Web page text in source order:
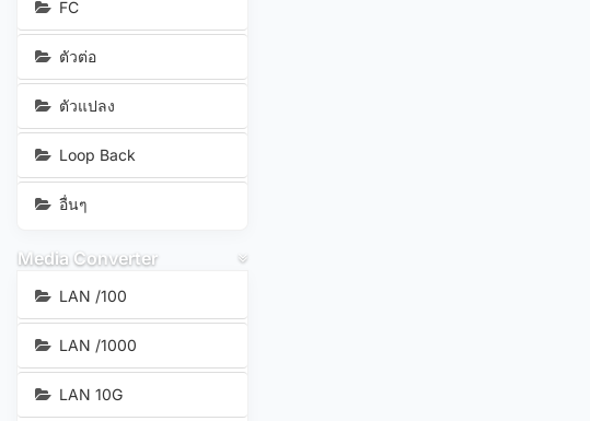
FC
ตัวต่อ
ตัวแปลง
Loop Back
อื่นๆ
Media Converter
LAN /100
LAN /1000
LAN 10G